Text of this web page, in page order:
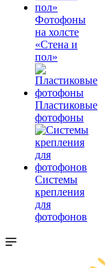
Фотофоны
на холсте
«Стена и
пол»
Пластиковые
фотофоны
Системы
крепления
для
фотофонов